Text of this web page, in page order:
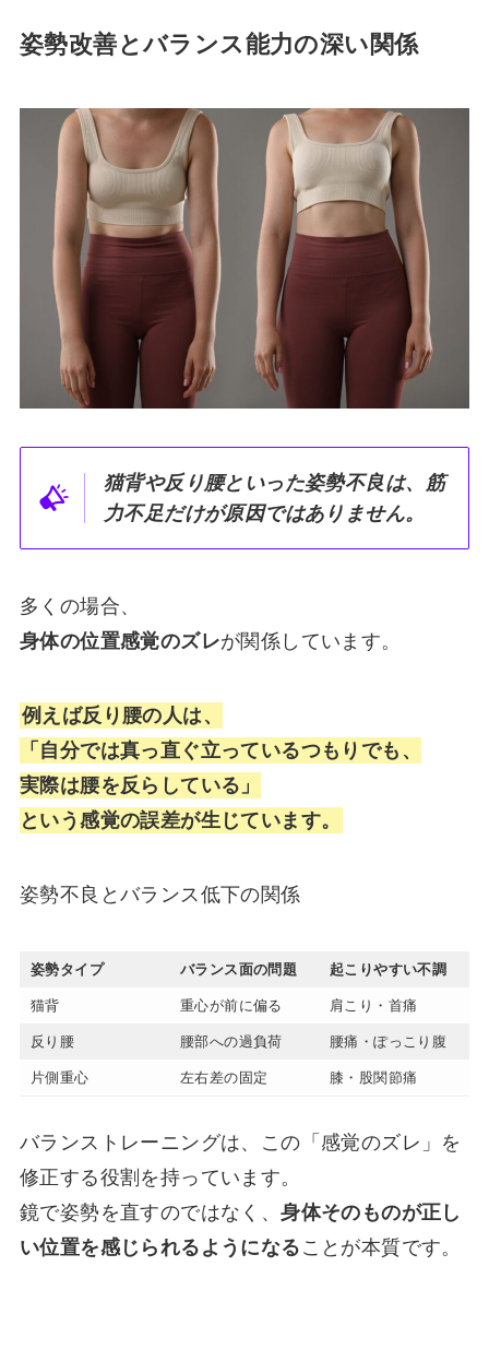
姿勢改善とバランス能力の深い関係
猫背や反り腰といった姿勢不良は、筋
力不足だけが原因ではありません。
多くの場合、
身体の位置感覚のズレが関係しています。
例えば反り腰の人は、
「自分では真っ直ぐ立っているつもりでも、
実際は腰を反らしている」
という感覚の誤差が生じています。
姿勢不良とバランス低下の関係
姿勢タイプ バランス面の問題 起こりやすい不調
猫背 重心が前に偏る 肩こり・首痛
反り腰 腰部への過負荷 腰痛・ぽっこり腹
片側重心 左右差の固定 膝・股関節痛
バランストレーニングは、この「感覚のズレ」を
修正する役割を持っています。
鏡で姿勢を直すのではなく、身体そのものが正し
い位置を感じられるようになる ことが本質です。